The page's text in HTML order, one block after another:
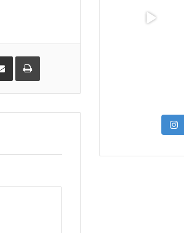
Share via Email Print